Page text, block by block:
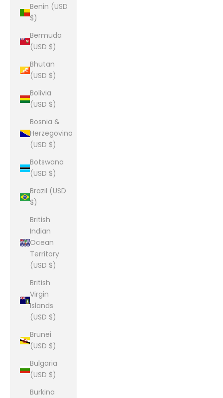
Benin (USD
$)
Bermuda
(USD $)
Bhutan
(USD $)
Bolivia
(USD $)
Bosnia &
Herzegovina
(USD $)
Botswana
(USD $)
Brazil (USD
$)
British
Indian
Ocean
Territory
(USD $)
British
Virgin
Islands
(USD $)
Brunei
(USD $)
Bulgaria
(USD $)
Burkina